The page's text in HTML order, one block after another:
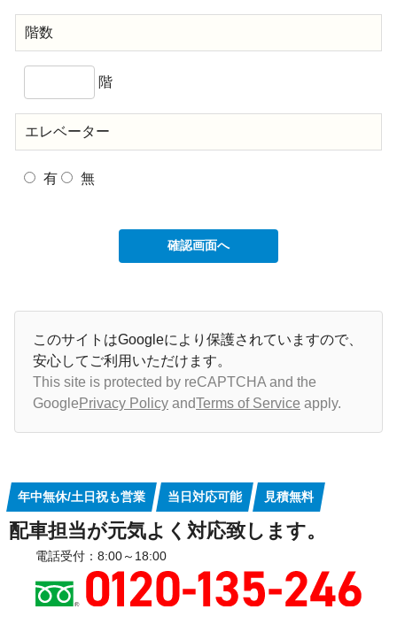
階数
階
エレベーター
有 無
このサイトはGoogleにより保護されていますので、
安心してご利用いただけます。
This site is protected by reCAPTCHA and the
Google Privacy Policy andTerms of Service apply.
年中無休/土日祝も営業 当日対応可能 見積無料
配車担当が元気よく対応致します。
電話受付：8:00～18:00